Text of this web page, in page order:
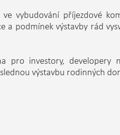
vybudování příjezdové
a podmínek výstavby rád
pro investory, developery
výstavbu rodinných